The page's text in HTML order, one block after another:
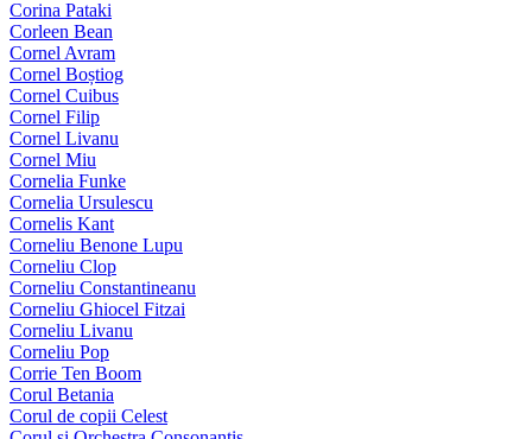
Corina Pataki
Corleen Bean
Cornel Avram
Cornel Boștiog
Cornel Cuibus
Cornel Filip
Cornel Livanu
Cornel Miu
Cornelia Funke
Cornelia Ursulescu
Cornelis Kant
Corneliu Benone Lupu
Corneliu Clop
Corneliu Constantineanu
Corneliu Ghiocel Fitzai
Corneliu Livanu
Corneliu Pop
Corrie Ten Boom
Corul Betania
Corul de copii Celest